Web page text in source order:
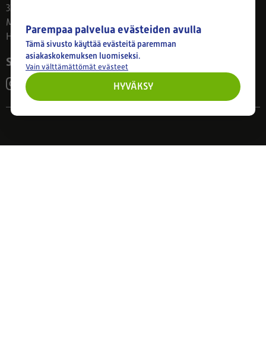
33800 Tampere
Ma–Pe 8–17
Huom! Myymälän poikkeusaukiolot: 27.7.-21.8. klo 8-16
Seuraa meitä
Parempaa palvelua evästeiden avulla
Tämä sivusto käyttää evästeitä paremman
asiakaskokemuksen luomiseksi.
Vain välttämättömät evästeet
HYVÄKSY